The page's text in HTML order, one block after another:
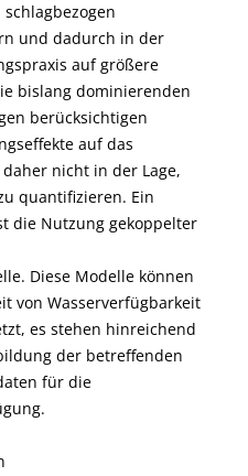
und dadurch in der
auf größere
bislang dominierenden
berücksichtigen
auf das
nicht in der Lage,
quantifizieren. Ein
die Nutzung gekoppelter
Diese Modelle können
von Wasserverfügbarkeit
es stehen hinreichend
der betreffenden
für die